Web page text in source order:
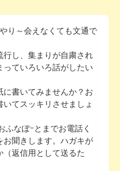
の予定
ブのご案内
合わせ
り～会えなくても文通で
行し、集まりが自粛され
っていろいろ話がしたい
に書いてみませんか？お
てスッキリさせましょ
ふなぽｰとまでお電話く
お聞きします。ハガキが
（返信用として送るた